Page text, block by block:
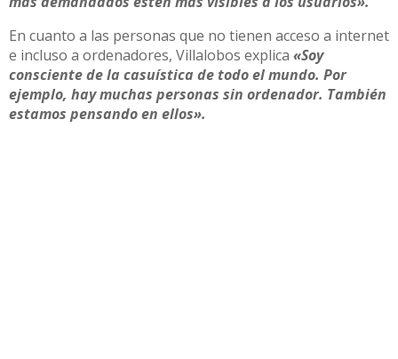
En cuanto a las personas que no tienen acceso a internet
e incluso a ordenadores, Villalobos explica «Soy
consciente de la casuística de todo el mundo. Por
ejemplo, hay muchas personas sin ordenador. También
estamos pensando en ellos».